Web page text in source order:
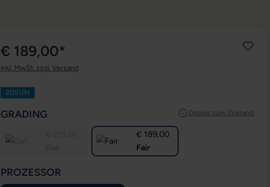
€ 189,00*
inkl. MwSt. zzgl. Versand
20SUN
Details zum Zustand
GRADING
€ 189,00
Fair
PROZESSOR